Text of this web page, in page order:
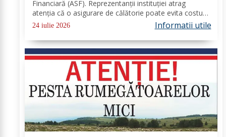
Financiară (ASF). Reprezentanții instituției atrag
atenția că o asigurare de călătorie poate evita costuri
uriașe în cazul unor probleme medicale, al anulării
24 iulie 2026 Informatii utile